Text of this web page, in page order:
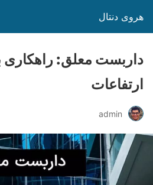
هروی دنتال
داربست معلق:
ارتفاعات
admin